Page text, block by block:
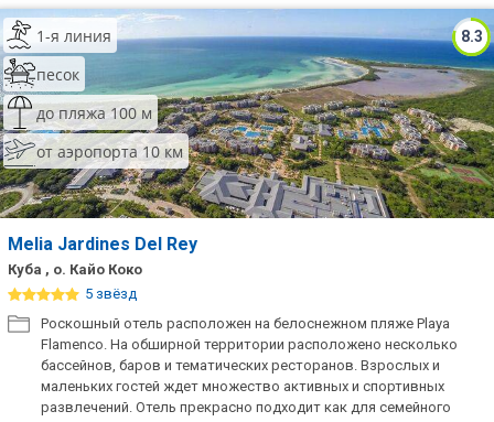
8.3
1-я линия
песок
до пляжа 100 м
от аэропорта 10 км
Melia Jardines Del Rey
Куба , о. Кайо Коко
5 звёзд
Роскошный отель расположен на белоснежном пляже Playa
Flamenco. На обширной территории расположено несколько
бассейнов, баров и тематических ресторанов. Взрослых и
маленьких гостей ждет множество активных и спортивных
развлечений. Отель прекрасно подходит как для семейного